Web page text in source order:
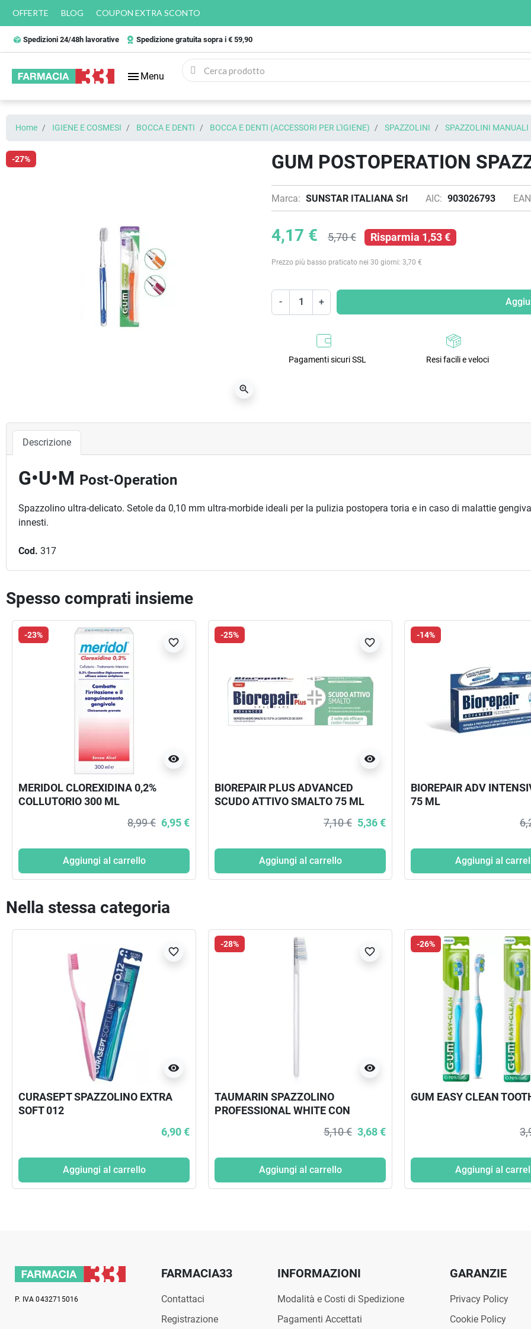
OFFERTE BLOG COUPON EXTRA SCONTO
Spedizioni 24/48h lavorative Spedizione gratuita sopra i € 59,90
menu Menu
Home IGIENE E COSMESI BOCCA E DENTI BOCCA E DENTI (ACCESSORI PER L'IGIENE) SPAZZOLINI SPAZZOLINI MANUALI
-27%
zoom_in
GUM POSTOPERATION
Marca: SUNSTAR ITALIANA Srl AIC: 903026793
4,17 € 5,70 € Risparmia 1,53 €
Prezzo più basso praticato nei 30 giorni: 3,70 €
- +
Pagamenti sicuri SSL Resi facili e veloci
Descrizione
G•U•M Post-Operation
Spazzolino ultra-delicato. Setole da 0,10 mm ultra-morbide ideali per la pulizia postopera toria e in caso di malattie
innesti.
Cod. 317
Spesso comprati insieme
-23%
visibility
favorite_border
MERIDOL CLOREXIDINA 0,2%
COLLUTORIO 300 ML
8,99 € 6,95 €
Aggiungi al carrello
-25%
visibility
favorite_border
BIOREPAIR PLUS ADVANCED
SCUDO ATTIVO SMALTO 75 ML
7,10 € 5,36 €
Aggiungi al carrello
-14%
BIOREPAIR ADV
75 ML
Aggiungi al
Nella stessa categoria
visibility
favorite_border
CURASEPT SPAZZOLINO EXTRA
SOFT 012
6,90 €
Aggiungi al carrello
-28%
visibility
favorite_border
TAUMARIN SPAZZOLINO
PROFESSIONAL WHITE CON
5,10 € 3,68 €
Aggiungi al carrello
-26%
GUM EASY CLEAN
Aggiungi al
P. IVA 0432715016
FARMACIA33
Contattaci
Registrazione
INFORMAZIONI
Modalità e Costi di Spedizione
Pagamenti Accettati
GARANZIE
Privacy Policy
Cookie Policy